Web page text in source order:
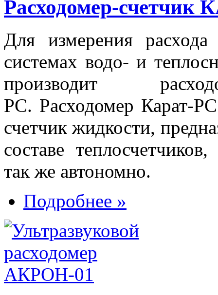
Расходомер-счетчик
Для измерения
системах водо- и
производит
РС. Расходомер Карат-
счетчик жидкости,
составе
так же автономно.
Подробнее »